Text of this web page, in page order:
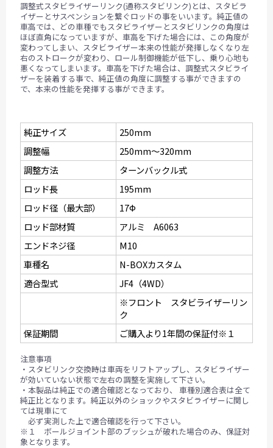
調整式スタビライザーリンク(通称スタビリンク)とは、スタビラ
イザーとサスペンションを繋ぐロッドの事をいいます。純正値の
車高では、どの車種でもスタビライザーとスタビリンクの角度は
ほぼ直角になっていますが、車高を下げた場合には、この角度が
変わってしまい、スタビライザー本来の性能が発揮しなくなり左
右のストロークが変わり、ロール制御機能が低下し、乗り心地も
悪くなってしまいます。車高を下げた場合は、調整式スタビライ
ザーを装着する事で、純正値の角度に調整する事ができますの
で、本来の性能を発揮する事ができます。
純正サイズ
250mm
調整幅
250mm〜320mm
調整方法
ターンバックル式
ロッド長
195mm
ロッド径（最大部）
17Ф
ロッド部材質
アルミ A6063
エンドネジ径
M10
車種名
N-BOXカスタム
適合型式
JF4（4WD）
※フロント スタビライザーリン
ク
保証期間
ご購入より1年間の保証付※１
注意事項
・スタビリンク交換時は車両をリフトアップし、スタビライザー
が効いていない状態で左右の調整を実施して下さい。
・本製品は純正での適合確認となっており、 車種別適合表は全て
純正比となります。純正以外のショックやスタビライザーに関し
ては現車にて
必ず実測した上で適合確認を行って下さい。
※１ ボールジョイント部のブッシュが破れた場合のみ、保証対
象となります。